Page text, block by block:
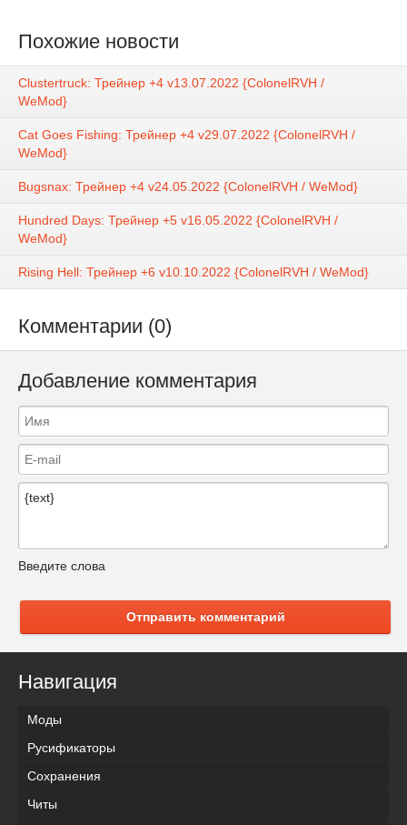
Похожие новости
Clustertruck: Трейнер +4 v13.07.2022 {ColonelRVH /
WeMod}
Cat Goes Fishing: Трейнер +4 v29.07.2022 {ColonelRVH /
WeMod}
Bugsnax: Трейнер +4 v24.05.2022 {ColonelRVH / WeMod}
Hundred Days: Трейнер +5 v16.05.2022 {ColonelRVH /
WeMod}
Rising Hell: Трейнер +6 v10.10.2022 {ColonelRVH / WeMod}
Комментарии (0)
Добавление комментария
Введите слова
Отправить комментарий
Навигация
Моды
Русификаторы
Сохранения
Читы